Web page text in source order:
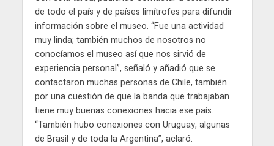
de todo el país y de países limítrofes para difundir
información sobre el museo. “Fue una actividad
muy linda; también muchos de nosotros no
conocíamos el museo así que nos sirvió de
experiencia personal”, señaló y añadió que se
contactaron muchas personas de Chile, también
por una cuestión de que la banda que trabajaban
tiene muy buenas conexiones hacia ese país.
“También hubo conexiones con Uruguay, algunas
de Brasil y de toda la Argentina”, aclaró.